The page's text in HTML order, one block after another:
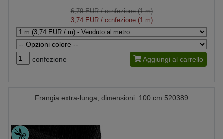
6,79 EUR/ confezione (1 m)
3,74 EUR/ confezione (1 m)
confezione Aggiungi al carrello
Frangia extra-lunga, dimensioni: 100 cm 520389